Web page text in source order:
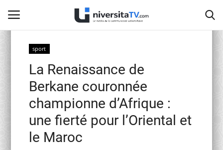
Home
Contact
activités officielles
Education Nationale
sport
La Renaissance de
Berkane couronnée
championne d’Afrique :
une fierté pour l’Oriental et
le Maroc